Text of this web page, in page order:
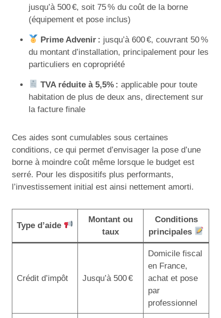
jusqu’à 500 €, soit 75 % du coût de la borne
(équipement et pose inclus)
Prime Advenir : jusqu’à 600 €, couvrant 50 %
du montant d’installation, principalement pour les
particuliers en copropriété
TVA réduite à 5,5% : applicable pour toute
habitation de plus de deux ans, directement sur
la facture finale
Ces aides sont cumulables sous certaines
conditions, ce qui permet d’envisager la pose d’une
borne à moindre coût même lorsque le budget est
serré. Pour les dispositifs plus performants,
l’investissement initial est ainsi nettement amorti.
Type d’aide
Montant ou
taux
Conditions
principales
Crédit d’impôt Jusqu’à 500 €
Domicile fiscal
en France,
achat et pose
par
professionnel